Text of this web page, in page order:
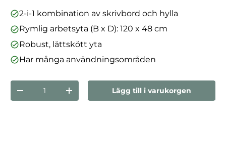
2-i-1 kombination av skrivbord och hylla
Rymlig arbetsyta (B x D): 120 x 48 cm
Robust, lättskött yta
Har många användningsområden
nummer
Minska mängdenÖka kvantitetenLägg till i varukorgen